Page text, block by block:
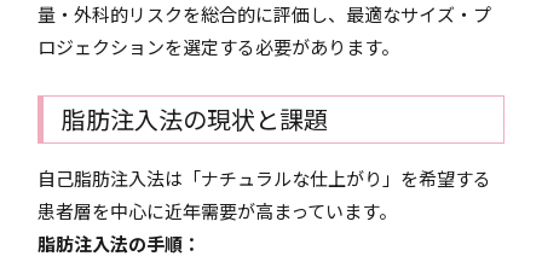
量・外科的リスクを総合的に評価し、最適なサイズ・プ
ロジェクションを選定する必要があります。
脂肪注入法の現状と課題
自己脂肪注入法は「ナチュラルな仕上がり」を希望する
患者層を中心に近年需要が高まっています。
脂肪注入法の手順：